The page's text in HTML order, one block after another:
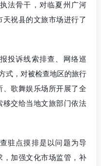
法骨干，对临夏州广河
祝县的文旅市场进行了
诉线索排查、网络巡
式，对被检查地区的旅行
歌舞娱乐场所开展了全
交给当地文旅部门依法
点摸排是以问题为导
加强文化市场监管，补